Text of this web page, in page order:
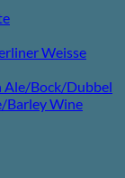
Weisse
Ale/Bock/Dubbel
Barley Wine